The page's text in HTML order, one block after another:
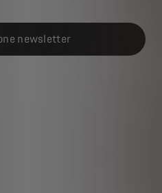
newsletter